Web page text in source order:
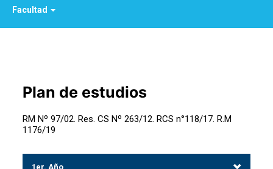
Facultad
Plan de estudios
RM Nº 97/02. Res. CS Nº 263/12. RCS n°118/17. R.M
1176/19
1er. Año